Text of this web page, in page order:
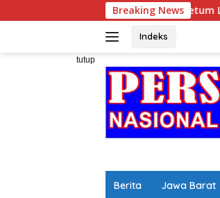
ke
Breaking News
Ketum LBI, Boyke Luthfiana Syahrir.
Indeks
tutup
Berita Jawa Barat